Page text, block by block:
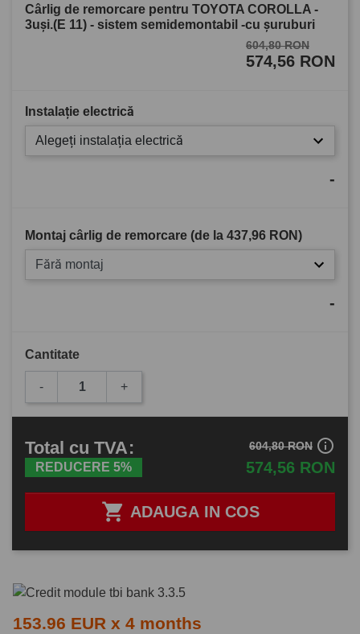
Cârlig de remorcare pentru TOYOTA COROLLA -
3uşi.(E 11) - sistem semidemontabil -cu şuruburi
604,80 RON
574,56 RON
Instalație electrică
Alegeți instalația electrică
-
Montaj cârlig de remorcare (de la 437,96 RON)
Fără montaj
-
Cantitate
- +
 ADAUGA IN COS
Total cu TVA:
REDUCERE 5% 574,56 RON
604,80 RON info_outline
153.96 EUR x 4 months